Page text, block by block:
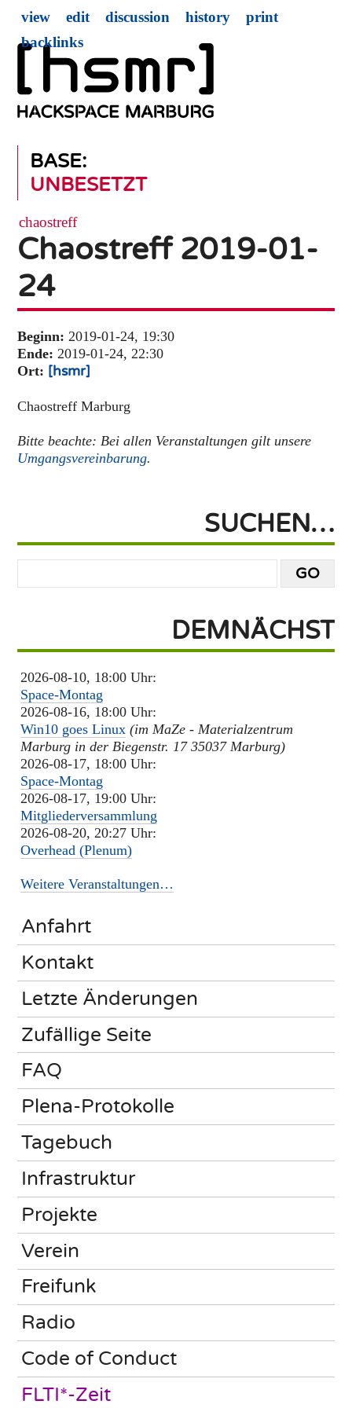
BASE:
UNBESETZT
view edit discussion history
print
backlinks
chaostreff
Chaostreff 2019-01-
24
Beginn: 2019-01-24, 19:30
Ende: 2019-01-24, 22:30
Ort: [hsmr]
Chaostreff Marburg
Bitte beachte: Bei allen Veranstaltungen gilt unsere
Umgangsvereinbarung.
SUCHEN…
DEMNÄCHST
2026-08-10, 18:00 Uhr:
Space-Montag
2026-08-16, 18:00 Uhr:
Win10 goes Linux (im MaZe - Materialzentrum
Marburg in der Biegenstr. 17 35037 Marburg)
2026-08-17, 18:00 Uhr:
Space-Montag
2026-08-17, 19:00 Uhr:
Mitgliederversammlung
2026-08-20, 20:27 Uhr:
Overhead (Plenum)
Weitere Veranstaltungen…
Anfahrt
Kontakt
Letzte Änderungen
Zufällige Seite
FAQ
Plena-Protokolle
Tagebuch
Infrastruktur
Projekte
Verein
Freifunk
Radio
Code of Conduct
FLTI*-Zeit